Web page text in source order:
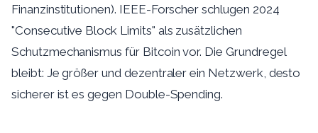
Finanzinstitutionen). IEEE-Forscher schlugen 2024
"Consecutive Block Limits" als zusätzlichen
Schutzmechanismus für Bitcoin vor. Die Grundregel
bleibt: Je größer und dezentraler ein Netzwerk, desto
sicherer ist es gegen Double-Spending.